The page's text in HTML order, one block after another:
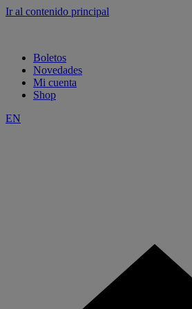
Ir al contenido principal
Boletos
Novedades
Mi cuenta
Shop
EN